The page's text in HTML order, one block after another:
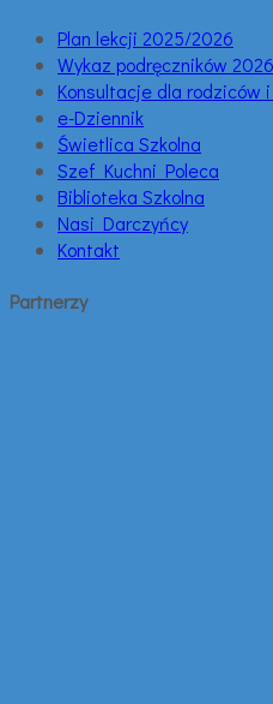
Plan lekcji 2025/2026
Wykaz podręczników
Konsultacje dla rodziców
e-Dziennik
Świetlica Szkolna
Szef Kuchni Poleca
Biblioteka Szkolna
Nasi Darczyńcy
Kontakt
Partnerzy